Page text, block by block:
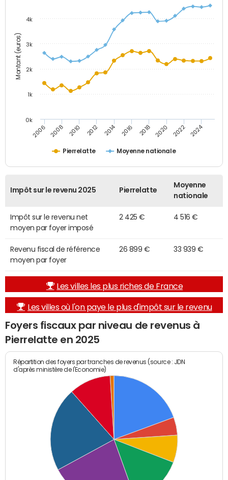
Montant (euros)
Pierrelatte Moyenne nationale
2006 2008 2010 2012 2014 2016 2018 2020 2022 2024
0k
1k
2k
3k
4k
Impôt sur le revenu 2025 Pierrelatte
Moyenne
nationale
Impôt sur le revenu net
moyen par foyer imposé
2 425 € 4 516 €
Revenu fiscal de référence
moyen par foyer
26 899 € 33 939 €
Les villes les plus riches de France
Les villes où l'on paye le plus d'impôt sur le revenu
Foyers fiscaux par niveau de revenus à
Pierrelatte en 2025
Répartition des foyers par tranches de revenus (source : JDN
d'après ministère de l'Economie)